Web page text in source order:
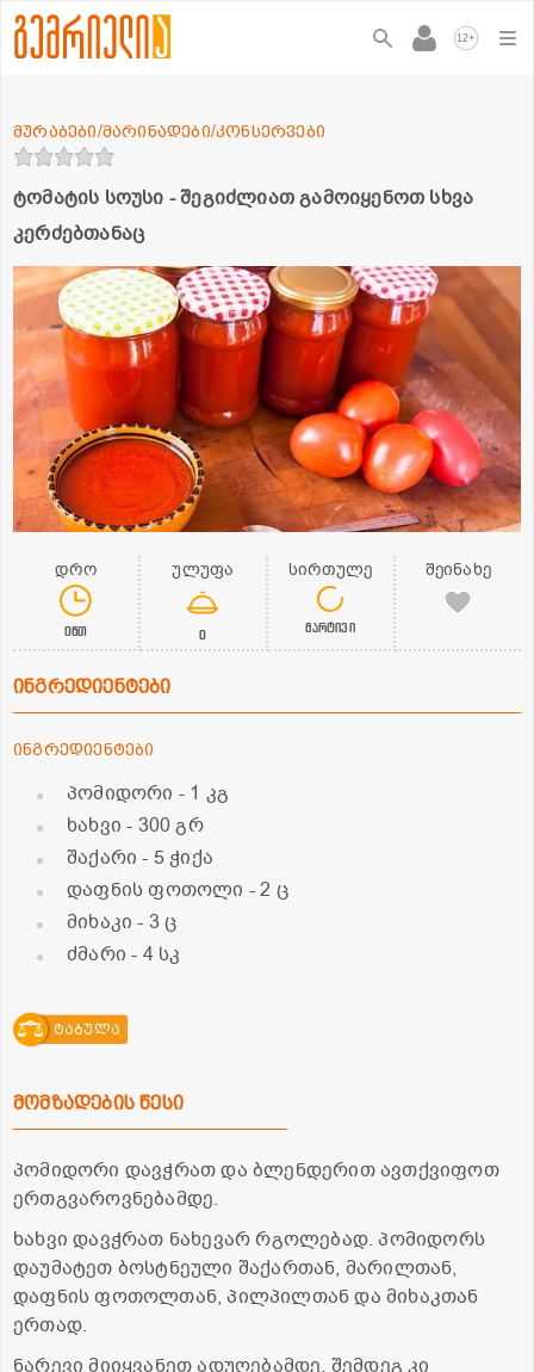
12+
ტომატის სოუსი - შეგიძლიათ გამოიყენოთ სხვა
კერძებთანაც
მურაბები/მარინადები/კონსერვები
დრო
0წთ
ულუფა
0
სირთულე
მარტივი
შეინახე
ინგრედიენტები
ინგრედიენტები
პომიდორი - 1 კგ
ხახვი- 300 გრ
შაქარი- 5 ჭიქა
დაფნის ფოთოლი - 2 ც
მიხაკი- 3 ც
ძმარი- 4 სკ
ტაბულა
მომზადების წესი
პომიდორი დავჭრათ და ბლენდერით ავთქვიფოთ
ერთგვაროვნებამდე.
ხახვი დავჭრათ ნახევარ რგოლებად. პომიდორს
დაუმატეთ ბოსტნეული შაქართან, მარილთან,
დაფნის ფოთოლთან, პილპილთან და მიხაკთან
ერთად.
ნარევი მიიყვანეთ ადუღებამდე, შემდეგ კი